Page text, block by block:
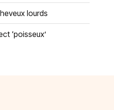
lourds
‘poisseux’